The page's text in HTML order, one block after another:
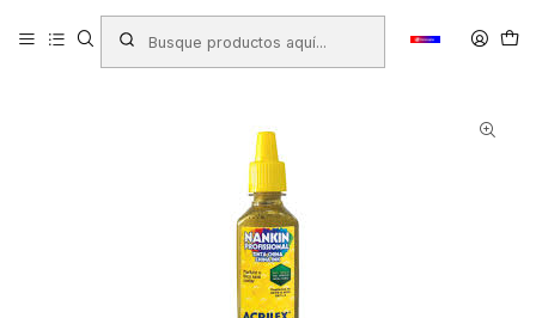
Productos LIBRERIA Tinta China
TINTA CHINA NANKIN ACRILEX ORO 20 ml